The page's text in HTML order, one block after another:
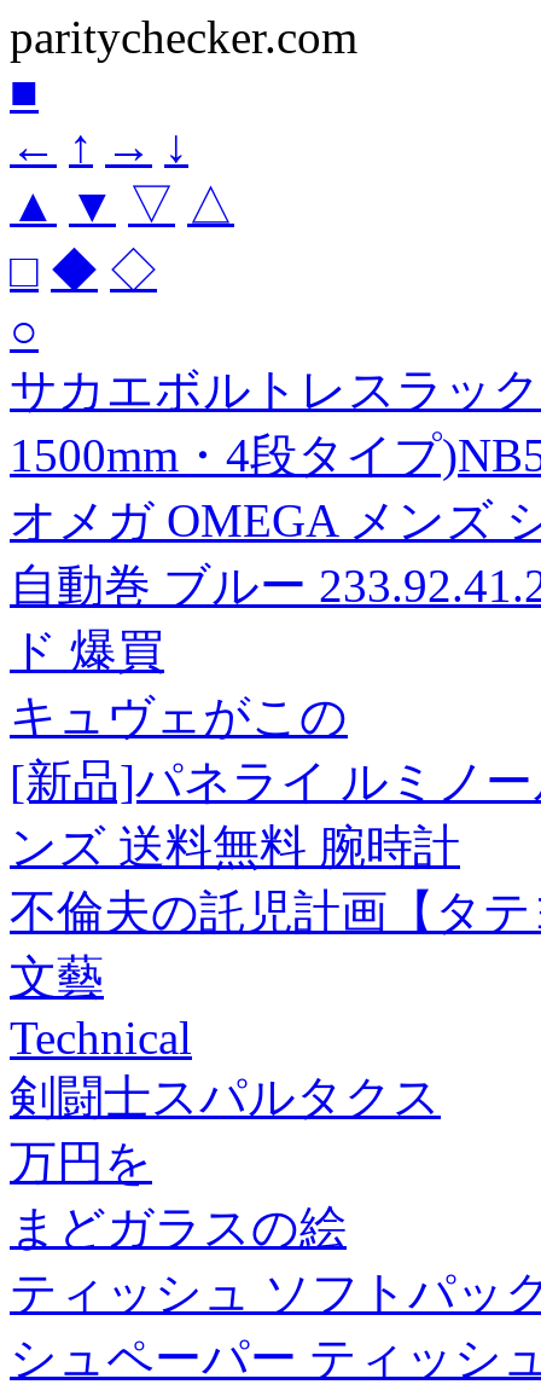
paritychecker.com
■
← ↑ → ↓
▲
▼ ▽ △
□ ◆ ◇
○
サカエボルトレスラッ
1500mm・4段タイプ
オメガ OMEGA メンズ
自動巻 ブルー
ド 爆買
キュヴェがこの
[新品]パネライ ルミノ
ンズ 送料無料 腕時計
不倫夫の託児計画【タ
文藝
Technical
剣闘士スパルタクス
万円を
まどガラスの絵
ティッシュ ソフトパッ
シュペーパー ティッシ